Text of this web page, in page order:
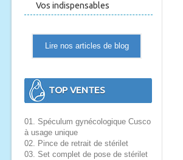
Vos indispensables
Lire nos articles de blog
TOP VENTES
01. Spéculum gynécologique Cusco
à usage unique
02. Pince de retrait de stérilet
03. Set complet de pose de stérilet